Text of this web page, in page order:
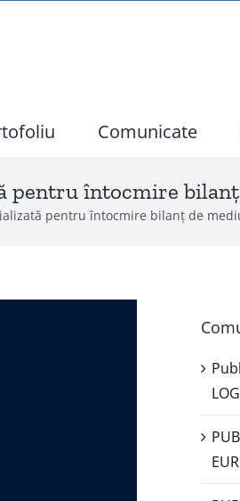
Comunicate
pentru întocmire
pentru întocmire bilanț de